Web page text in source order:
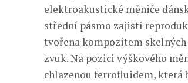
elektroakustické měniče
střední pásmo zajistí
tvořena kompozitem
zvuk. Na pozici výškového
chlazenou ferrofluidem, která